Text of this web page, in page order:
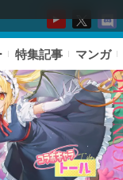
特集記事 マンガ